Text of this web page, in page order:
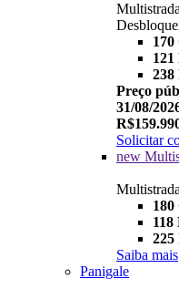
121
238
Preço
31/08/
Solicitar
new
118
225
Saiba mais
Panigale